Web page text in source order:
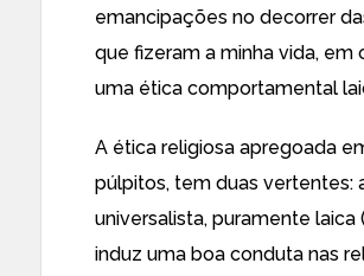
emancipações no decorrer
que fizeram a minha vida, em
uma ética comportamental
A ética religiosa apregoada
púlpitos, tem duas vertentes:
universalista, puramente laica
induz uma boa conduta nas